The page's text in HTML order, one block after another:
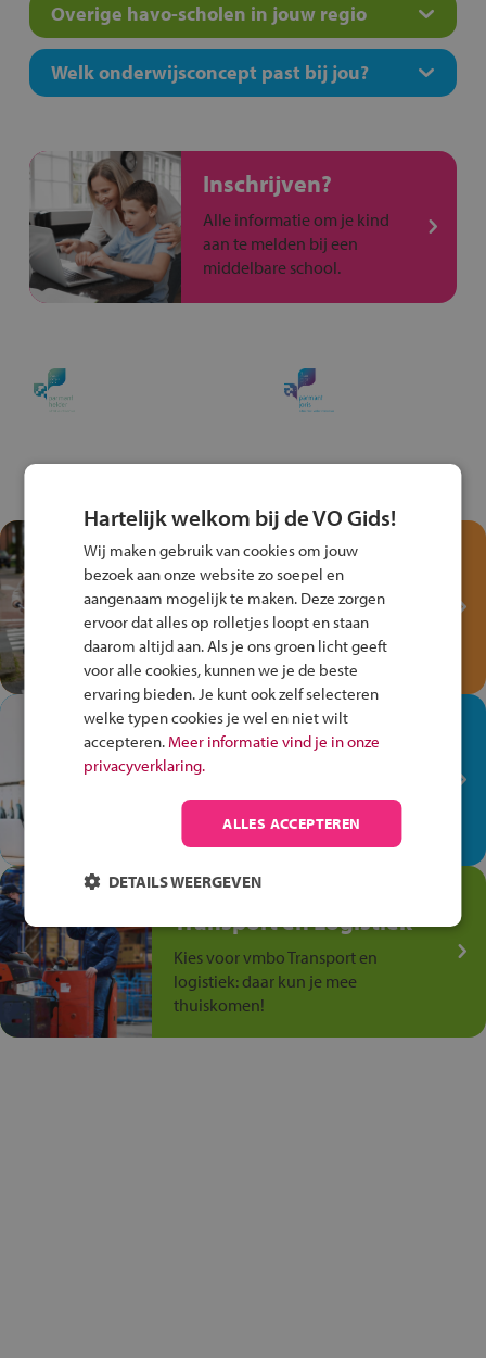
Overige havo-scholen in jouw regio
Welk onderwijsconcept past bij jou?
Inschrijven?
Alle informatie om je kind
aan te melden bij een
middelbare school.
Test je kennis met het
Fiets Veilig
Verkeersspel!
Speel het Fiets Veilig Verkeersspel
en win een Cortina-fiets!
In de winkel ben je op je
plek!
op de winkelvloer, waar elke dag
anders is!
Jouw talent in de
Transport en Logistiek
Kies voor vmbo Transport en
logistiek: daar kun je mee
thuiskomen!
Hartelijk welkom bij de VO Gids!
Wij maken gebruik van cookies om jouw
bezoek aan onze website zo soepel en
aangenaam mogelijk te maken. Deze zorgen
ervoor dat alles op rolletjes loopt en staan
daarom altijd aan. Als je ons groen licht geeft
voor alle cookies, kunnen we je de beste
ervaring bieden. Je kunt ook zelf selecteren
welke typen cookies je wel en niet wilt
accepteren. Meer informatie vind je in onze
privacyverklaring.
ALLES ACCEPTEREN
DETAILS WEERGEVEN